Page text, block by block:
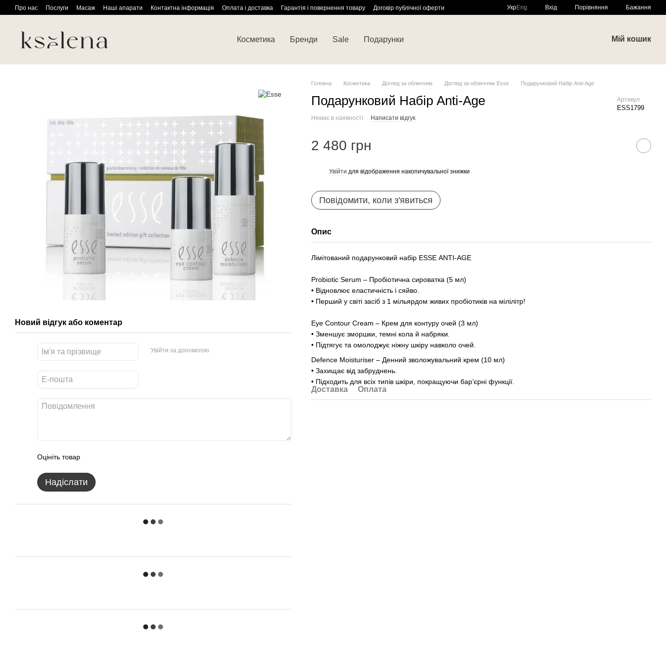
Перейти до основного контенту
Про нас Послуги Масаж Наші апарати Контактна інформація Оплата і доставка Гарантія і повернення товару Договір публічної оферти УкрEng Вхід Порівняння Бажання
Косметика Бренди Sale Подарунки Мій кошик
Новий відгук або коментар
Увійти за допомогою
Оцініть товар
Надіслати
Головна Косметика Догляд за обличчям Догляд за обличчям Esse Подарунковий Набір Anti-Age
Подарунковий Набір Anti-Age Артикул
ESS1799
Немає в наявності Написати відгук
2 480 грн
Увійти для відображення накопичувальної знижки
Повідомити, коли з'явиться
Опис
Лімітований подарунковий набір ESSE ANTI-AGE
Probiotic Serum – Пробіотична сироватка (5 мл)
• Відновлює еластичність і сяйво.
• Перший у світі засіб з 1 мільярдом живих пробіотиків на мілілітр!
Eye Contour Cream – Крем для контуру очей (3 мл)
• Зменшує зморшки, темні кола й набряки.
• Підтягує та омолоджує ніжну шкіру навколо очей.
Defence Moisturiser – Денний зволожувальний крем (10 мл)
• Захищає від забруднень.
• Підходить для всіх типів шкіри, покращуючи бар’єрні функції.
Доставка Оплата